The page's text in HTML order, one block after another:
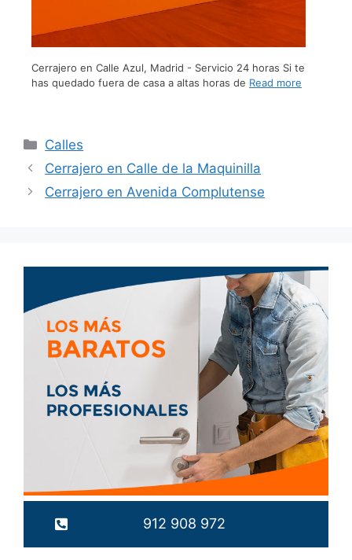
Cerrajero en Calle Azul, Madrid - Servicio 24 horas Si te
has quedado fuera de casa a altas horas de Read more
Calles
Cerrajero en Calle de la Maquinilla
Cerrajero en Avenida Complutense
912 908 972